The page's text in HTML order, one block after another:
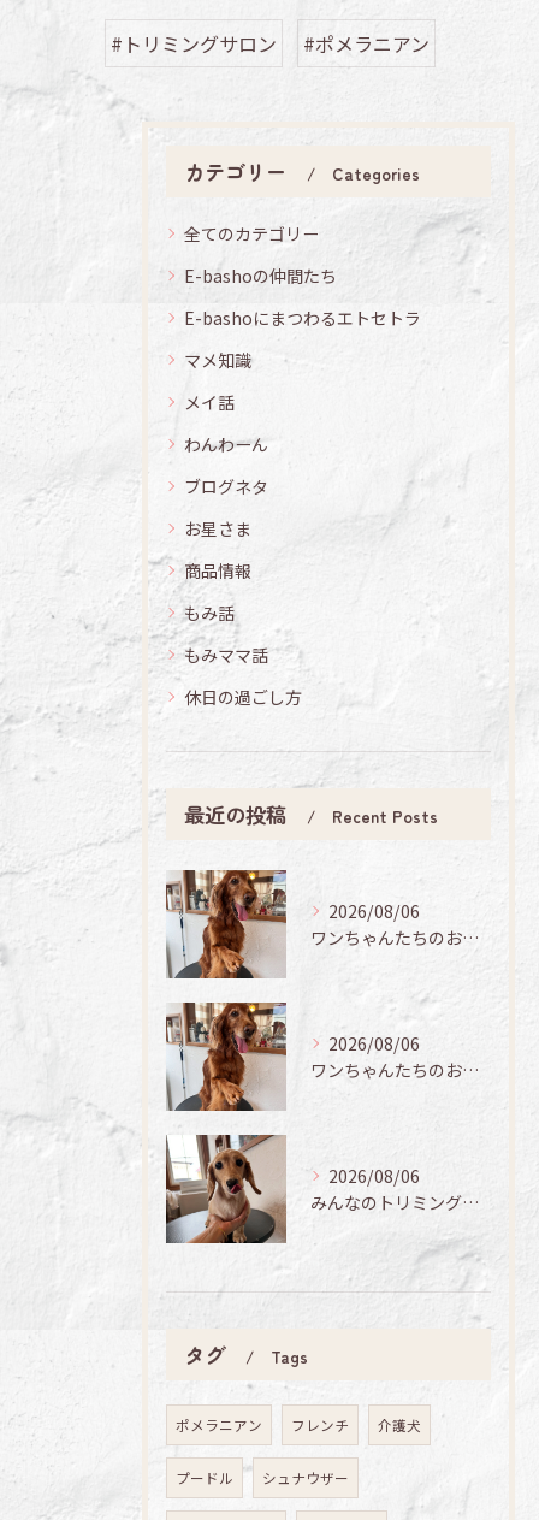
#トリミングサロン #ポメラニアン
カテゴリー Categories
全てのカテゴリー
E-bashoの仲間たち
E-bashoにまつわるエトセトラ
マメ知識
メイ話
わんわーん
ブログネタ
お星さま
商品情報
もみ話
もみママ話
休日の過ごし方
最近の投稿 Recent Posts
2026/08/06
ワンちゃんたちのお手入れ日記🐶✨
2026/08/06
ワンちゃんたちのお手入れ日記🐶✨
2026/08/06
みんなのトリミング日記🌟
タグ Tags
ポメラニアン フレンチ 介護犬
プードル シュナウザー